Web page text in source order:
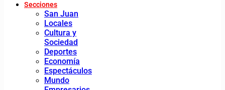
Secciones
San Juan
Locales
Cultura y
Sociedad
Deportes
Economía
Espectáculos
Mundo